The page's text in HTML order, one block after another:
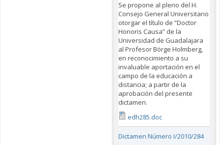
Se propone al pleno del H.
Consejo General Universitario
otorgar el título de “Doctor
Honoris Causa” de la
Universidad de Guadalajara
al Profesor Börge Holmberg,
en reconocimiento a su
invaluable aportación en el
campo de la educación a
distancia; a partir de la
aprobación del presente
dictamen.
edh285.doc
Dictamen Número I/2010/284